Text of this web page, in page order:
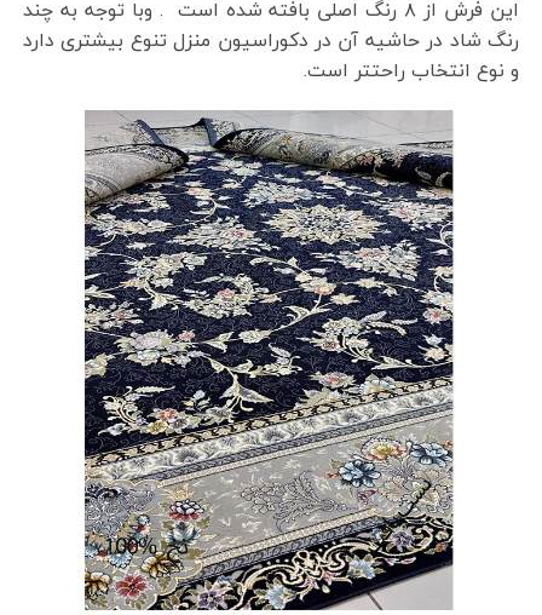
این فرش از ۸ رنگ اصلی بافته شده است . وبا توجه به چند
رنگ شاد در حاشیه آن در دکوراسیون منزل تنوع بیشتری دارد
و نوع انتخاب راحتتر است.